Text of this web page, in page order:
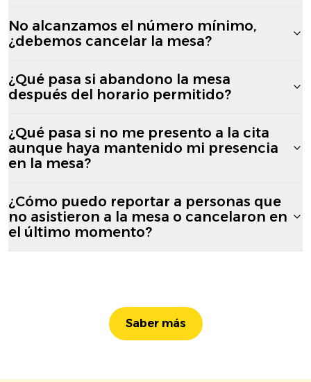
No alcanzamos el número mínimo,
¿debemos cancelar la mesa?
¿Qué pasa si abandono la mesa
después del horario permitido?
¿Qué pasa si no me presento a la cita
aunque haya mantenido mi presencia
en la mesa?
¿Cómo puedo reportar a personas que
no asistieron a la mesa o cancelaron en
el último momento?
Saber más